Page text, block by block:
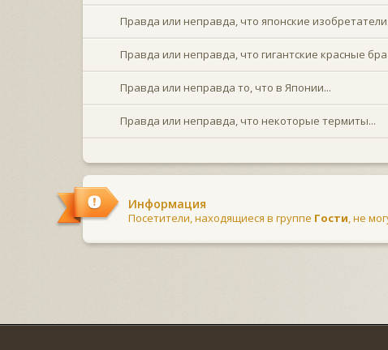
Правда или неправда, что японские
Правда или неправда, что гигантские красные
Правда или неправда то, что в Японии...
Правда или неправда, что некоторые термиты...
Информация
Посетители, находящиеся в группе Гости, не